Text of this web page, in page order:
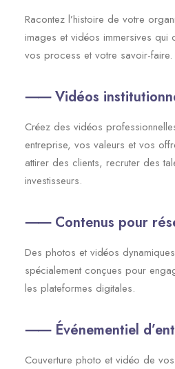
Racontez l’histoire de votre
images et vidéos immersives qui
vos process et votre savoir-faire.
⸺ Vidéos
Créez des vidéos
entreprise, vos valeurs et vos
attirer des clients, recruter des
investisseurs.
⸺ Contenus pour
Des photos et vidéos
spécialement conçues pour
les plateformes digitales.
⸺ Événementiel
Couverture photo et vidéo de